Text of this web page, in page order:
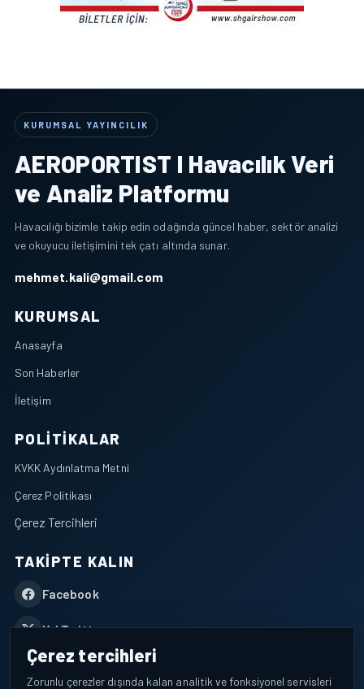
KURUMSAL YAYINCILIK
AEROPORTIST I Havacılık Veri
ve Analiz Platformu
Havacılığı bizimle takip edin odağında güncel haber, sektör analizi
ve okuyucu iletişimini tek çatı altında sunar.
mehmet.kali@gmail.com
KURUMSAL
Anasayfa
Son Haberler
İletişim
POLITIKALAR
KVKK Aydınlatma Metni
Çerez Politikası
Çerez Tercihleri
TAKIPTE KALIN
Facebook
X / Twitter
YouTube
Çerez tercihleri
Zorunlu çerezler dışında kalan analitik ve fonksiyonel servisleri